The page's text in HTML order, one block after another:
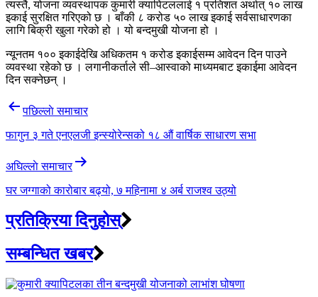
त्यस्तै, योजना व्यवस्थापक कुमारी क्यापिटललाई १ प्रतिशत अर्थात् १० लाख
इकाई सुरक्षित गरिएको छ । बाँकी ८ करोड ५० लाख इकाई सर्वसाधारणका
लागि बिक्री खुला गरेको हो । यो बन्दमुखी योजना हो ।
न्यूनतम १०० इकाईदेखि अधिकतम १ करोड इकाईसम्म आवेदन दिन पाउने
व्यवस्था रहेको छ । लगानीकर्ताले सी–आस्वाको माध्यमबाट इकाईमा आवेदन
दिन सक्नेछन् ।
Post
navigation
पछिल्लाे समाचार
फागुन ३ गते एनएलजी इन्स्योरेन्सको १८ औं वार्षिक साधारण सभा
अघिल्लाे समाचार
घर जग्गाको कारोबार बढ्यो, ७ महिनामा ४ अर्ब राजश्व उठ्यो
प्रतिक्रिया दिनुहोस्
सम्बन्धित खबर